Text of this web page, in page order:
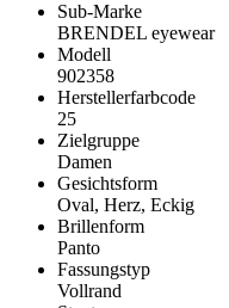
Sub-Marke
BRENDEL eyewear
Modell
902358
Herstellerfarbcode
25
Zielgruppe
Damen
Gesichtsform
Oval, Herz, Eckig
Brillenform
Panto
Fassungstyp
Vollrand